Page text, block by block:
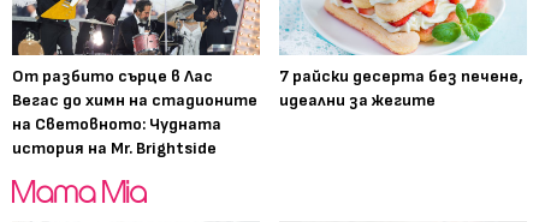
От разбито сърце в Лас
Вегас до химн на стадионите
на Световното: Чудната
история на Mr. Brightside
7 райски десерта без печене,
идеални за жегите